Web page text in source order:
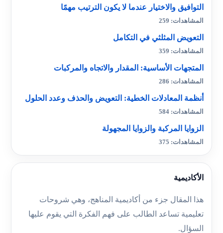
التوافيق والاختيار عندما لا يكون الترتيب مهمًا
المشاهدات: 259
التعويض المثلثي في التكامل
المشاهدات: 359
المتجهات الأساسية: المقدار والاتجاه والمركبات
المشاهدات: 286
أنظمة المعادلات الخطية: التعويض والحذف وعدد الحلول
المشاهدات: 584
الزوايا المركبة والزوايا المجهولة
المشاهدات: 375
الأكاديمية
هذا المقال جزء من أكاديمية المناهج، وهي شروحات
تعليمية تساعد الطالب على فهم الفكرة التي يقوم عليها
السؤال.